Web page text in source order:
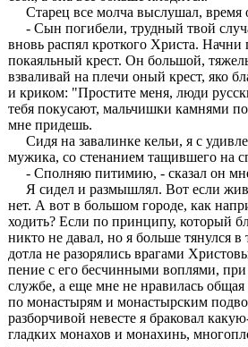
Старец все молча выслушал, время
- Сын погибели, трудный твой
вновь распял кроткого Христа.
покаяльный крест. Он большой,
взваливай на плечи оный крест, яко
и криком: "Простите меня, люди
тебя покусают, мальчишки камнями
мне придешь.
Сидя на завалинке кельи, я с
мужика, со стенанием тащившего на
- Сполняю питимию, - сказал он
Я сидел и размышлял. Вот если
нет. А вот в большом городе, как
ходить? Если по принципу, который
никто не давал, но я больше тянулся
дотла не разорялись врагами
пение с его бесчинными воплями,
службе, а еще мне не нравилась
по монастырям и монастырским
разборчивой невесте я браковал
гладких монахов и монахинь,